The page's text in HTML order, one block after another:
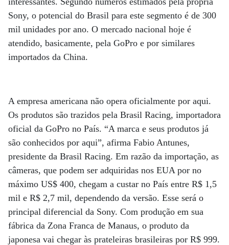
Sony, o potencial do Brasil para este segmento é de 300
mil unidades por ano. O mercado nacional hoje é
atendido, basicamente, pela GoPro e por similares
importados da China.
A empresa americana não opera oficialmente por aqui.
Os produtos são trazidos pela Brasil Racing, importadora
oficial da GoPro no País. “A marca e seus produtos já
são conhecidos por aqui”, afirma Fabio Antunes,
presidente da Brasil Racing. Em razão da importação, as
câmeras, que podem ser adquiridas nos EUA por no
máximo US$ 400, chegam a custar no País entre R$ 1,5
mil e R$ 2,7 mil, dependendo da versão. Esse será o
principal diferencial da Sony. Com produção em sua
fábrica da Zona Franca de Manaus, o produto da
japonesa vai chegar às prateleiras brasileiras por R$ 999.